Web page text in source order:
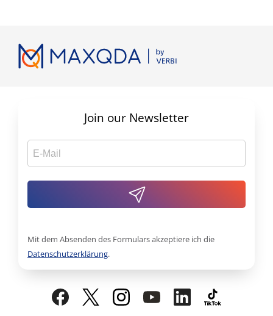
Join our Newsletter
Mit dem Absenden des Formulars akzeptiere ich die
Datenschutzerklärung.